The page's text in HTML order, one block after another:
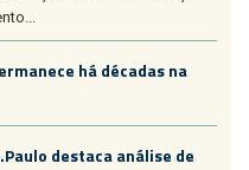
há décadas na
destaca análise de